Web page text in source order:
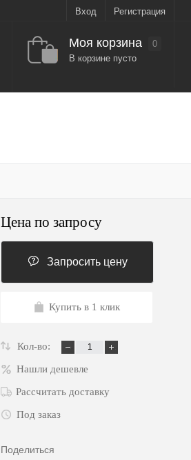
Вход Регистрация
Моя корзина
0
В корзине пусто
Цена по запросу
Запросить цену
Купить в 1 клик
Кол-во:
Нашли дешевле
Рассчитать доставку
Под заказ
Поделиться